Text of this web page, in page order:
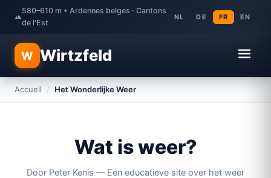
580–610 m • Ardennes belges · Cantons
de l'Est
NL DE FR EN
W Wirtzfeld
Accueil / Het Wonderlijke Weer
Wat is weer?
Door Peter Kenis — Een educatieve site over het weer